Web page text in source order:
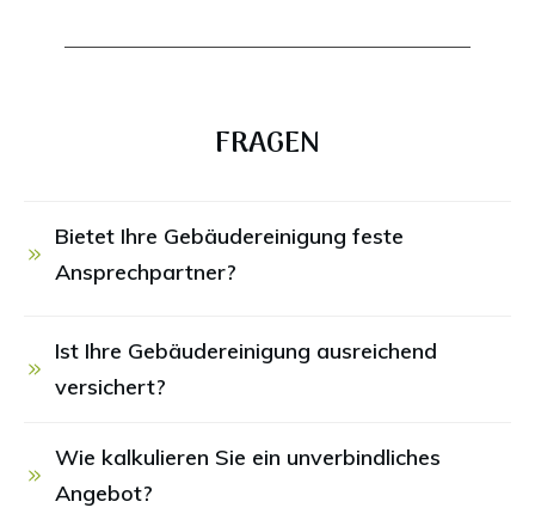
FRAGEN
Bietet Ihre Gebäudereinigung feste
Ansprechpartner?
Ist Ihre Gebäudereinigung ausreichend
versichert?
Wie kalkulieren Sie ein unverbindliches
Angebot?